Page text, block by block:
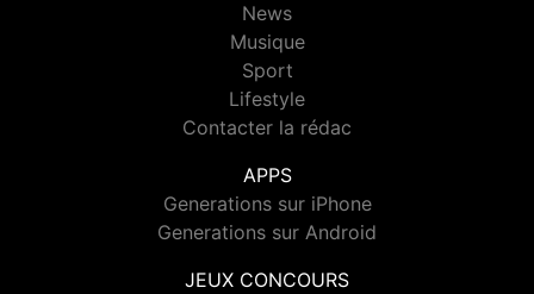
News
Musique
Sport
Lifestyle
Contacter la rédac
APPS
Generations sur iPhone
Generations sur Android
JEUX CONCOURS